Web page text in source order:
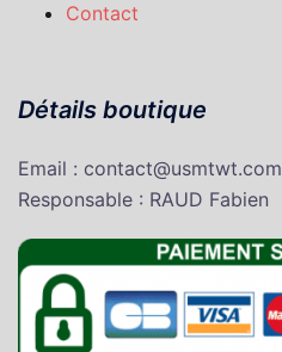
Contact
Détails boutique
Email : contact@usmtwt.com
Responsable : RAUD Fabien